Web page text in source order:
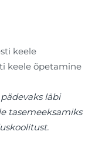
keele
keele õpetamine
läbi
tasemeeksamiks